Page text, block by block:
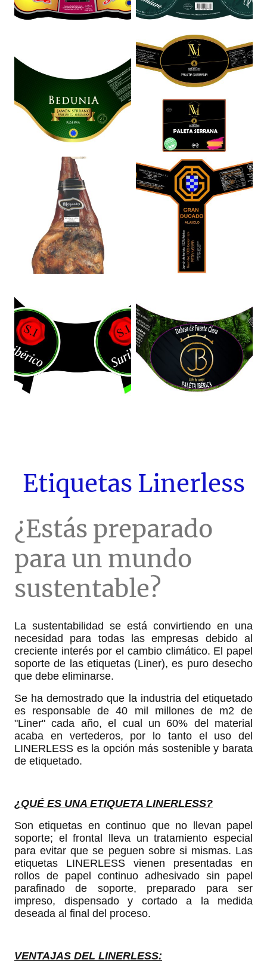
Etiquetas Linerless
¿Estás preparado
para un mundo
sustentable?
La sustentabilidad se está convirtiendo en una
necesidad para todas las empresas debido al
creciente interés por el cambio climático. El papel
soporte de las etiquetas (Liner), es puro desecho
que debe eliminarse.
Se ha demostrado que la industria del etiquetado
es responsable de 40 mil millones de m2 de
"Liner" cada año, el cual un 60% del material
acaba en vertederos, por lo tanto el uso del
LINERLESS es la opción más sostenible y barata
de etiquetado.
¿QUÉ ES UNA ETIQUETA LINERLESS?
Son etiquetas en continuo que no llevan papel
soporte; el frontal lleva un tratamiento especial
para evitar que se peguen sobre si mismas. Las
etiquetas LINERLESS vienen presentadas en
rollos de papel continuo adhesivado sin papel
parafinado de soporte, preparado para ser
impreso, dispensado y cortado a la medida
deseada al final del proceso.
VENTAJAS DEL LINERLESS: